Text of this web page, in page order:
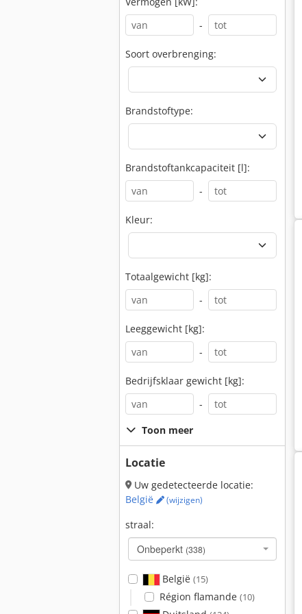
-
Soort overbrenging:
Brandstoftype:
Brandstoftankcapaciteit [l]:
-
Kleur:
Totaalgewicht [kg]:
-
Leeggewicht [kg]:
-
Bedrijfsklaar gewicht [kg]:
-
Toon meer
Locatie
Uw gedetecteerde locatie:
België
(wijzigen)
straal:
Onbeperkt (338)
België (15)
Région flamande (10)